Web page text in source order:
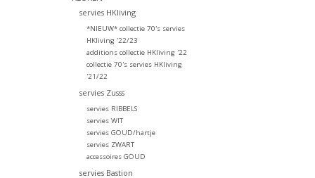
servies HKliving
*NIEUW* collectie 70's servies
HKliving '22/23
additions collectie HKliving '22
collectie 70's servies HKliving
'21/22
servies Zusss
servies RIBBELS
servies WIT
servies GOUD/hartje
servies ZWART
accessoires GOUD
servies Bastion